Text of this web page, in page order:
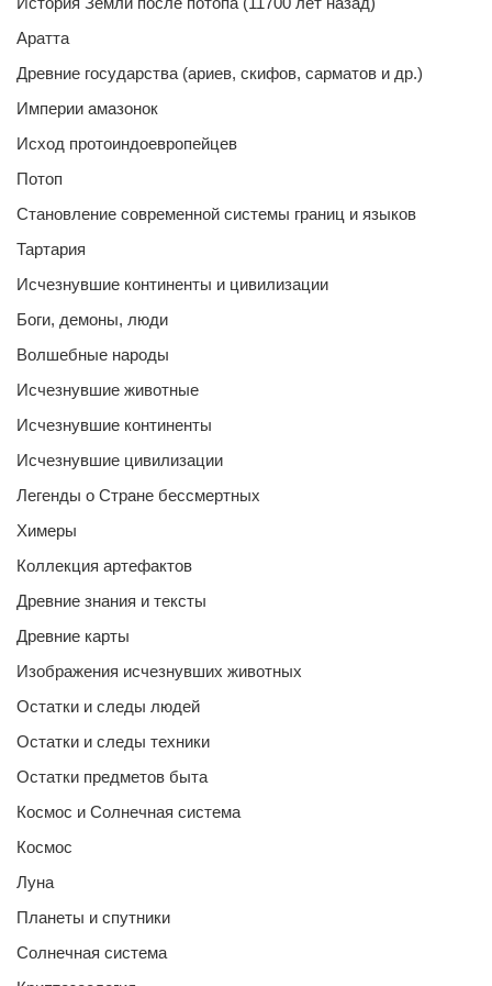
Аратта
Древние государства (ариев, скифов, сарматов и др.)
Империи амазонок
Исход протоиндоевропейцев
Потоп
Становление современной системы границ и языков
Тартария
Исчезнувшие континенты и цивилизации
Боги, демоны, люди
Волшебные народы
Исчезнувшие животные
Исчезнувшие континенты
Исчезнувшие цивилизации
Легенды о Стране бессмертных
Химеры
Коллекция артефактов
Древние знания и тексты
Древние карты
Изображения исчезнувших животных
Остатки и следы людей
Остатки и следы техники
Остатки предметов быта
Космос и Солнечная система
Космос
Луна
Планеты и спутники
Солнечная система